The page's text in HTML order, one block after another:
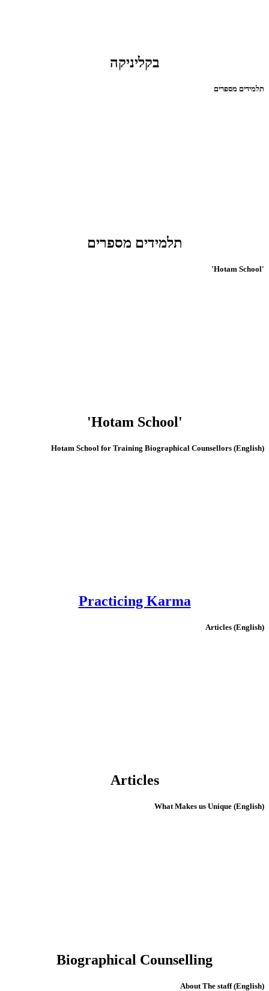
בקליניקה
תלמידים מספרים
תלמידים מספרים
'Hotam School'
'Hotam School'
(English) Hotam School for Training Biographical Counsellors
Practicing Karma
(English) Articles
Articles
(English) What Makes us Unique
Biographical Counselling
(English) About The staff